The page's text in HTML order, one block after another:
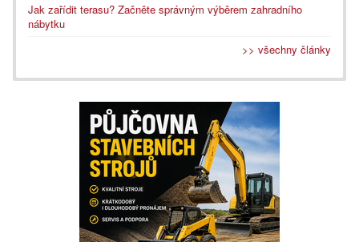
Jak zařídit terasu? Začněte správným výběrem zahradního
nábytku
>> všechny články